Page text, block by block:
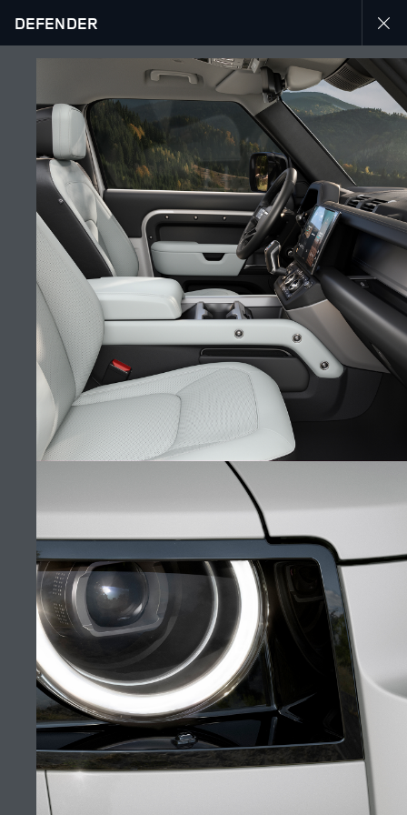
DÉCOUVREZ LE DEFENDER 90
DEFENDER
INTÉRIEUR
(4)
SUIVEZ LA CONVERSATION
Marché
ALGÉRIE
Langue
FRANÇAIS
Détaillant
EURL DMAA
TROUVER UN DÉTAILLANT
CONDITIONS GÉNÉRALES
CONTACTEZ-NOUS
POLITIQUE DE CONFIDENTIALITÉ
COOKIES
SITEMAP
JAGUAR LAND ROVER CORPORATE